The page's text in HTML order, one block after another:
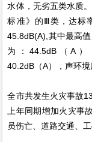
水体，无劣五类水质
标准》的Ⅲ类，达标
45.8dB(A),其中最高
为：44.5dB（A
40.2dB（A），声环境
全市共发生火灾事故
上年同期增加火灾事
员伤亡、道路交通、